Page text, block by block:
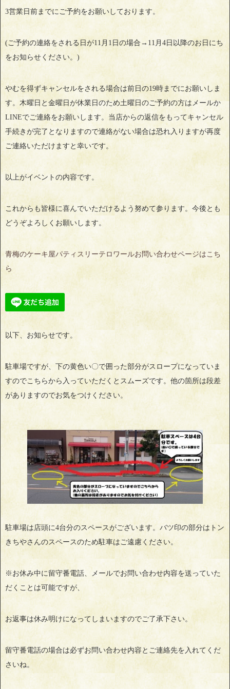
3営業日前までにご予約をお願いしております。
(ご予約の連絡をされる日が11月1日の場合→11月4日以降のお日にち
をお知らせください。)
やむを得ずキャンセルをされる場合は前日の19時までにお願いしま
す。木曜日と金曜日が休業日のため土曜日のご予約の方はメールか
LINEでご連絡をお願いします。当店からの返信をもってキャンセル
手続きが完了となりますので連絡がない場合は恐れ入りますが再度
ご連絡いただけますと幸いです。
以上がイベントの内容です。
これからも皆様に喜んでいただけるよう努めて参ります。今後とも
どうぞよろしくお願いします。
青梅のケーキ屋パティスリーテロワールお問い合わせページはこち
ら
以下、お知らせです。
駐車場ですが、下の黄色い〇で囲った部分がスロープになっていま
すのでこちらから入っていただくとスムーズです。他の箇所は段差
がありますのでお気をつけください。
駐車場は店頭に4台分のスペースがございます。バツ印の部分はトン
きちやさんのスペースのため駐車はご遠慮ください。
※お休み中に留守番電話、メールでお問い合わせ内容を送っていた
だくことは可能ですが、
お返事は休み明けになってしまいますのでご了承下さい。
留守番電話の場合は必ずお問い合わせ内容とご連絡先を入れてくだ
さいね。